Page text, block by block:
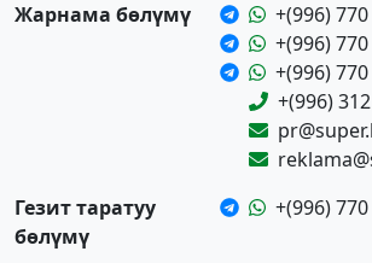
Жарнама бөлүмү
+(996)
+(996)
+(996)
+(996)
Гезит таратуу
бөлүмү
+(996)